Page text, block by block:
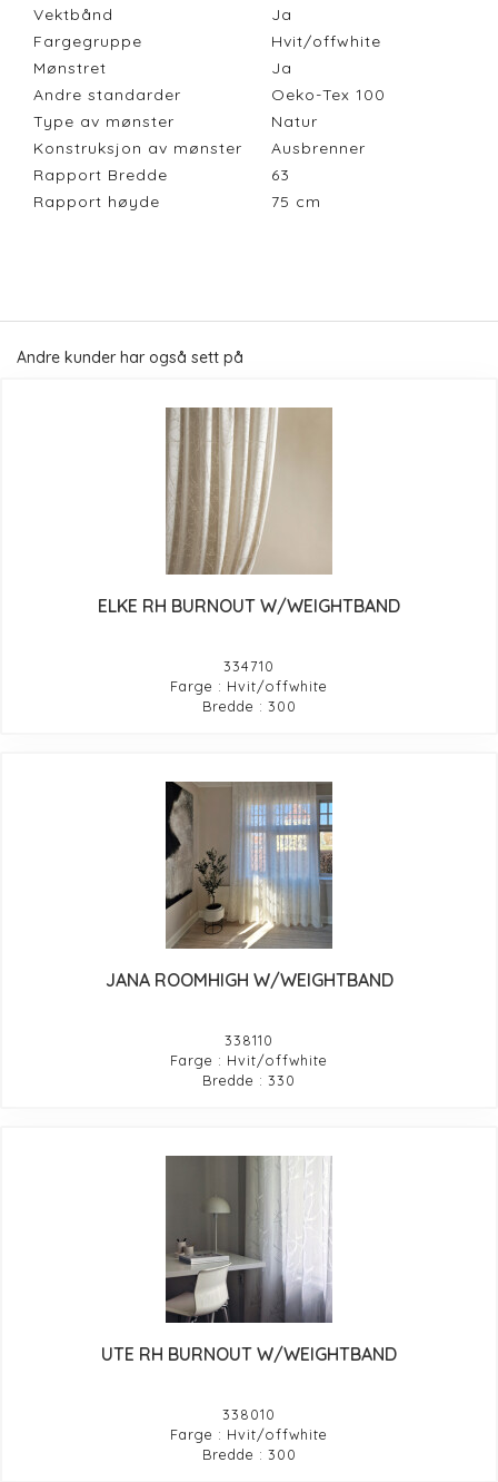
Vektbånd
Ja
Fargegruppe
Hvit/offwhite
Mønstret
Ja
Andre standarder
Oeko-Tex 100
Type av mønster
Natur
Konstruksjon av mønster
Ausbrenner
Rapport Bredde
63
Rapport høyde
75 cm
Andre kunder har også sett på
ELKE RH BURNOUT W/WEIGHTBAND
334710
Farge : Hvit/offwhite
Bredde : 300
JANA ROOMHIGH W/WEIGHTBAND
338110
Farge : Hvit/offwhite
Bredde : 330
UTE RH BURNOUT W/WEIGHTBAND
338010
Farge : Hvit/offwhite
Bredde : 300